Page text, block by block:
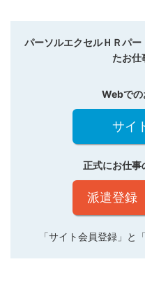
パーソルエクセルＨＲパ
たお仕
Webでの
サイ
正式にお仕事
派遣登録
「サイト会員登録」と